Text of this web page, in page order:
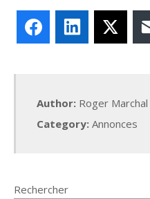
FacebookLinkedIn
Author: Roger Marchal
Category: Annonces
Rechercher